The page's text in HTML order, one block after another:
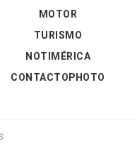
MOTOR
TURISMO
NOTIMÉRICA
CONTACTOPHOTO